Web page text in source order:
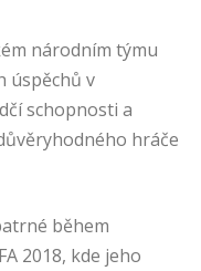
národním týmu
úspěchů v
schopnosti a
hráče
během
2018, kde jeho